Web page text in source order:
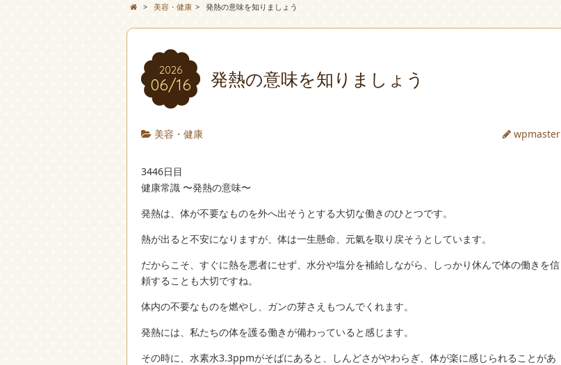
> 美容・健康 > 発熱の意味を知りましょう
2026
06/16 発熱の意味を知りましょう
美容・健康 wpmaster
3446日目
健康常識 〜発熱の意味〜
発熱は、体が不要なものを外へ出そうとする大切な働きのひとつです。
熱が出ると不安になりますが、体は一生懸命、元氣を取り戻そうとしています。
だからこそ、すぐに熱を悪者にせず、水分や塩分を補給しながら、しっかり休んで体の働きを信
頼することも大切ですね。
体内の不要なものを燃やし、ガンの芽さえもつんでくれます。
発熱には、私たちの体を護る働きが備わっていると感じます。
その時に、水素水3.3ppmがそばにあると、しんどさがやわらぎ、体が楽に感じられることがあ